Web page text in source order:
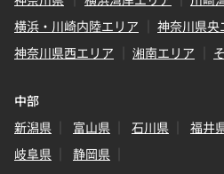
横浜・川崎内陸エリア
神奈川県央
神奈川県西エリア
湘南エリア
中部
新潟県
富山県 石川県 福井
岐阜県
静岡県